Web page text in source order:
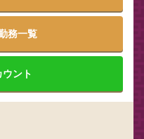
務一覧
ント